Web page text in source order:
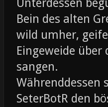
Unterdessen
Bein des alten
wild umher,
Eingeweide
sangen.
Währenddessen
SeterBotR den